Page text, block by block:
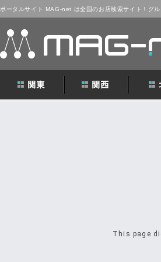
ポータルサイト MAG-net は全国のお店検索サイト！グ
This page